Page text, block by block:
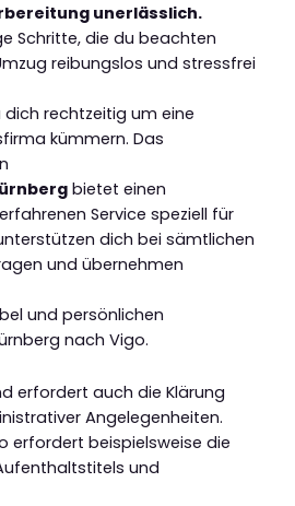
unerlässlich.
Schritte, die du beachten
reibungslos und stressfrei
rechtzeitig um eine
kümmern. Das
bietet einen
Service speziell für
dich bei sämtlichen
und übernehmen
und persönlichen
nach Vigo.
erfordert auch die Klärung
Angelegenheiten.
erfordert beispielsweise die
und